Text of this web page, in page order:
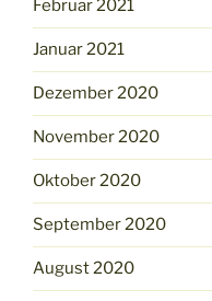
Februar 2021
Januar 2021
Dezember 2020
November 2020
Oktober 2020
September 2020
August 2020